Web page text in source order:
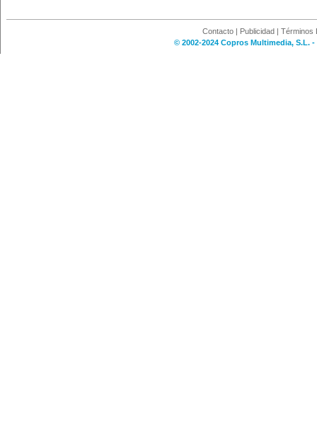
Contacto | Publicidad | Términos
© 2002-2024 Copros Multimedia, S.L.